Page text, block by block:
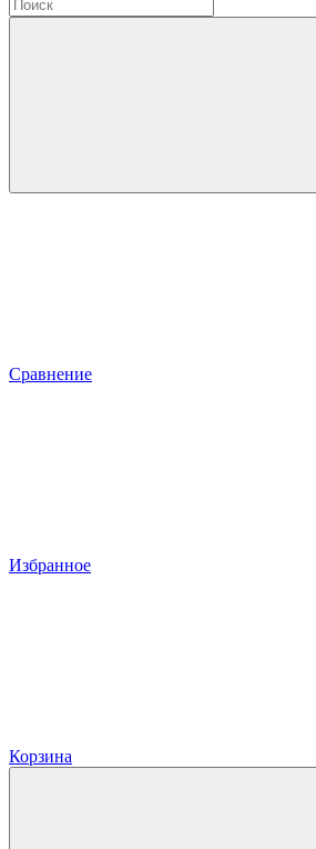
Сравнение
Избранное
Корзина